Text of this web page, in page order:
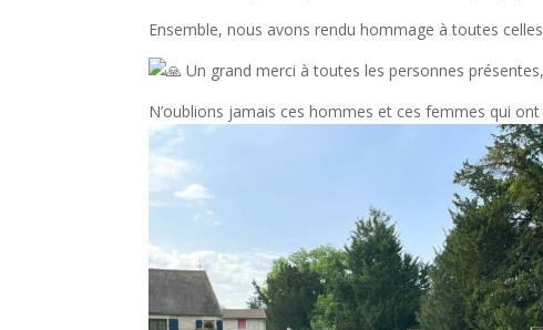
Ensemble, nous avons rendu hommage à toutes
Un grand merci à toutes les personnes
N’oublions jamais ces hommes et ces femmes qui